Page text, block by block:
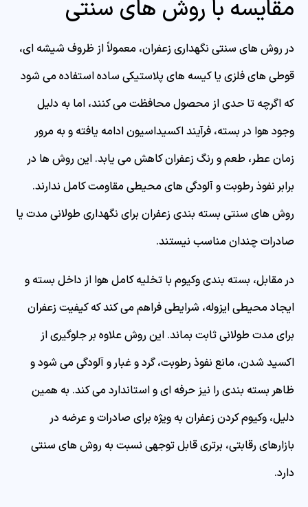
مقایسه با روش‌ های سنتی
در روش های سنتی نگهداری زعفران، معمولاً از ظروف شیشه ای،
قوطی های فلزی یا کیسه های پلاستیکی ساده استفاده می شود
که اگرچه تا حدی از محصول محافظت می کنند، اما به دلیل
وجود هوا در بسته، فرآیند اکسیداسیون ادامه یافته و به مرور
زمان عطر، طعم و رنگ زعفران کاهش می یابد. این روش ها در
برابر نفوذ رطوبت و آلودگی های محیطی مقاومت کامل ندارند.
روش های سنتی بسته بندی زعفران برای نگهداری طولانی مدت یا
صادرات چندان مناسب نیستند.
در مقابل، بسته بندی وکیوم با تخلیه کامل هوا از داخل بسته و
ایجاد محیطی ایزوله، شرایطی فراهم می کند که کیفیت زعفران
برای مدت طولانی ثابت بماند. این روش علاوه بر جلوگیری از
اکسید شدن، مانع نفوذ رطوبت، گرد و غبار و آلودگی می شود و
ظاهر بسته بندی را نیز حرفه ای و استاندارد می کند. به همین
دلیل، وکیوم کردن زعفران به ویژه برای صادرات و عرضه در
بازارهای رقابتی، برتری قابل توجهی نسبت به روش های سنتی
دارد.